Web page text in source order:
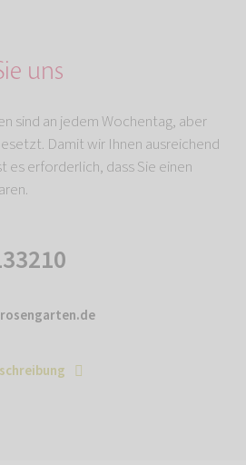
uns
sind an jedem Wochentag, aber
Damit wir Ihnen ausreichend
es erforderlich, dass Sie einen